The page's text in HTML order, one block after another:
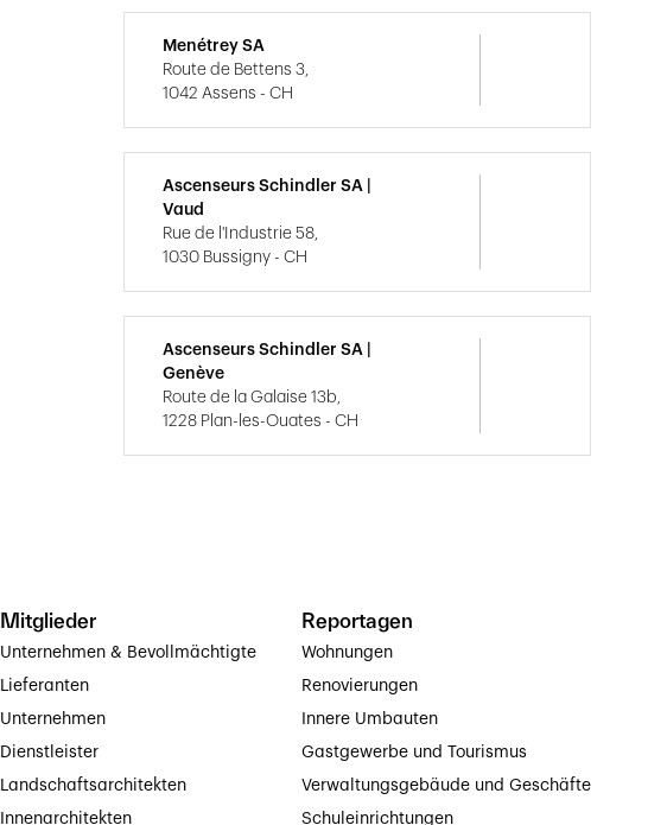
Menétrey SA
Route de Bettens 3,
1042 Assens - CH
Ascenseurs Schindler SA |
Vaud
Rue de l'Industrie 58,
1030 Bussigny - CH
Ascenseurs Schindler SA |
Genève
Route de la Galaise 13b,
1228 Plan-les-Ouates - CH
Mitglieder
Unternehmen & Bevollmächtigte
Lieferanten
Unternehmen
Dienstleister
Landschaftsarchitekten
Innenarchitekten
Reportagen
Wohnungen
Renovierungen
Innere Umbauten
Gastgewerbe und Tourismus
Verwaltungsgebäude und Geschäfte
Schuleinrichtungen